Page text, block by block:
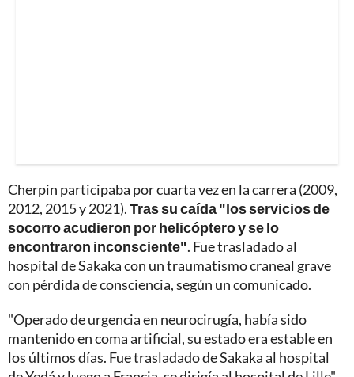
Cherpin participaba por cuarta vez en la carrera (2009,
2012, 2015 y 2021).Tras su caída "los servicios de
socorro acudieron por helicóptero y se lo
encontraron inconsciente". Fue trasladado al
hospital de Sakaka con un traumatismo craneal grave
con pérdida de consciencia, según un comunicado.
"Operado de urgencia en neurocirugía, había sido
mantenido en coma artificial, su estado era estable en
los últimos días. Fue trasladado de Sakaka al hospital